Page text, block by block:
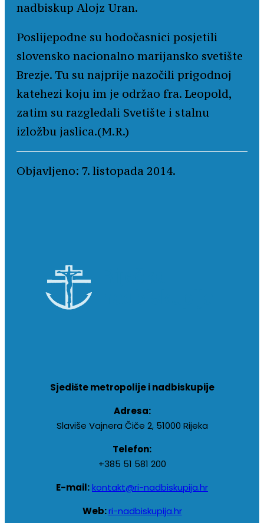
nadbiskup Alojz Uran.
Poslijepodne su hodočasnici posjetili
slovensko nacionalno marijansko svetište
Brezje. Tu su najprije nazočili prigodnoj
katehezi koju im je održao fra. Leopold,
zatim su razgledali Svetište i stalnu
izložbu jaslica.(M.R.)
Objavljeno: 7. listopada 2014.
Sjedište metropolije i nadbiskupije
Adresa:
Slaviše Vajnera Čiče 2, 51000 Rijeka
Telefon:
+385 51 581 200
E-mail:kontakt@ri-nadbiskupija.hr
Web:ri-nadbiskupija.hr